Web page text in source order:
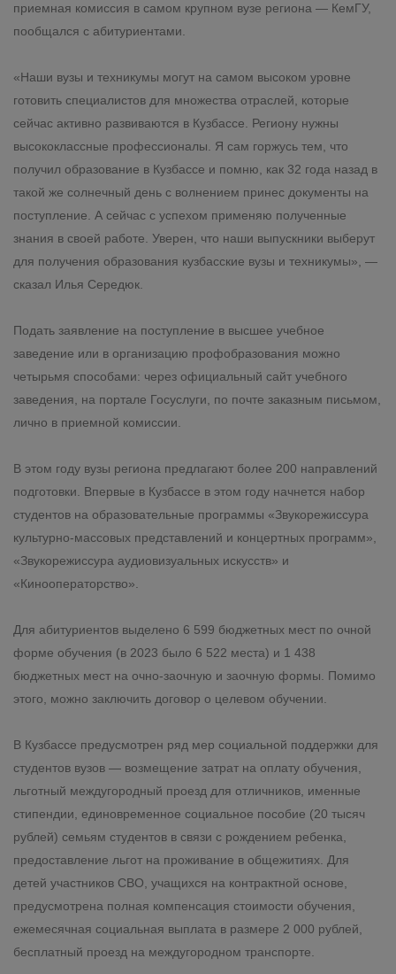
приемная комиссия в самом крупном вузе региона — КемГУ,
пообщался с абитуриентами.
«Наши вузы и техникумы могут на самом высоком уровне
готовить специалистов для множества отраслей, которые
сейчас активно развиваются в Кузбассе. Региону нужны
высококлассные профессионалы. Я сам горжусь тем, что
получил образование в Кузбассе и помню, как 32 года назад в
такой же солнечный день с волнением принес документы на
поступление. А сейчас с успехом применяю полученные
знания в своей работе. Уверен, что наши выпускники выберут
для получения образования кузбасские вузы и техникумы», —
сказал Илья Середюк.
Подать заявление на поступление в высшее учебное
заведение или в организацию профобразования можно
четырьмя способами: через официальный сайт учебного
заведения, на портале Госуслуги, по почте заказным письмом,
лично в приемной комиссии.
В этом году вузы региона предлагают более 200 направлений
подготовки. Впервые в Кузбассе в этом году начнется набор
студентов на образовательные программы «Звукорежиссура
культурно-массовых представлений и концертных программ»,
«Звукорежиссура аудиовизуальных искусств» и
«Кинооператорство».
Для абитуриентов выделено 6 599 бюджетных мест по очной
форме обучения (в 2023 было 6 522 места) и 1 438
бюджетных мест на очно-заочную и заочную формы. Помимо
этого, можно заключить договор о целевом обучении.
В Кузбассе предусмотрен ряд мер социальной поддержки для
студентов вузов — возмещение затрат на оплату обучения,
льготный междугородный проезд для отличников, именные
стипендии, единовременное социальное пособие (20 тысяч
рублей) семьям студентов в связи с рождением ребенка,
предоставление льгот на проживание в общежитиях. Для
детей участников СВО, учащихся на контрактной основе,
предусмотрена полная компенсация стоимости обучения,
ежемесячная социальная выплата в размере 2 000 рублей,
бесплатный проезд на междугородном транспорте.